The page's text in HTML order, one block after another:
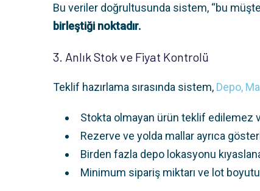
Bu veriler doğrultusunda sistem, “bu
birleştiği noktadır.
3. Anlık Stok ve Fiyat Kontrolü
Teklif hazırlama sırasında sistem, Depo,
Stokta olmayan ürün teklif edilemez
Rezerve ve yolda mallar ayrıca
Birden fazla depo lokasyonu
Minimum sipariş miktarı ve lot